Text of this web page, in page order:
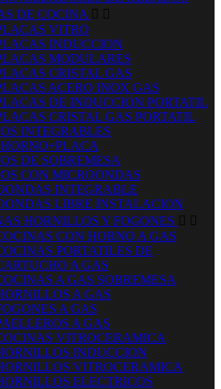
DE COCINA  
VITRO
INDUCCION
MODULARES
CRISTAL GAS
ACERO INOX GAS
DE INDUCCION PORTATIL
CRISTAL GAS PORTATIL
INTEGRABLES
DE SOBREMESA
CON MICROONDAS
INTEGRABLE
LIBRE INSTALACION
HORNILLOS Y FOGONES  
CON HORNO A GAS
PORTATILES DE
A GAS
A GAS SOBREMESA
A GAS
A GAS
A GAS
VITROCERAMICA
INDUCCION
VITROCERAMICA
ELECTRICOS